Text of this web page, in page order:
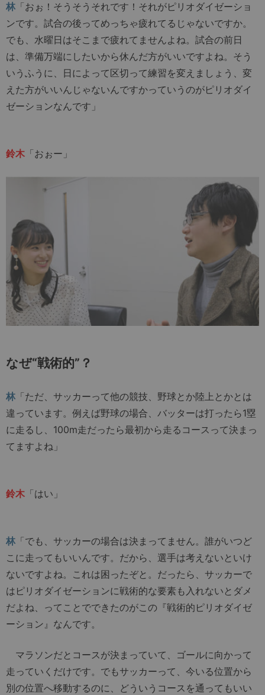
林 「おぉ！そうそうそれです！それがピリオダイゼーショ
ンです。試合の後ってめっちゃ疲れてるじゃないですか。
でも、水曜日はそこまで疲れてませんよね。試合の前日
は、準備万端にしたいから休んだ方がいいですよね。そう
いうふうに、日によって区切って練習を変えましょう、変
えた方がいいんじゃないんですかっていうのがピリオダイ
ゼーションなんです」
鈴木 「おぉー」
なぜ“戦術的”？
林 「ただ、サッカーって他の競技、野球とか陸上とかとは
違っています。例えば野球の場合、バッターは打ったら1塁
に走るし、100m走だったら最初から走るコースって決まっ
てますよね」
鈴木 「はい」
林 「でも、サッカーの場合は決まってません。誰がいつど
こに走ってもいいんです。だから、選手は考えないといけ
ないですよね。これは困ったぞと。だったら、サッカーで
はピリオダイゼーションに戦術的な要素も入れないとダメ
だよね、ってことでできたのがこの『戦術的ピリオダイゼ
ーション』なんです。
マラソンだとコースが決まっていて、ゴールに向かって
走っていくだけです。でもサッカーって、今いる位置から
別の位置へ移動するのに、どういうコースを通ってもいい